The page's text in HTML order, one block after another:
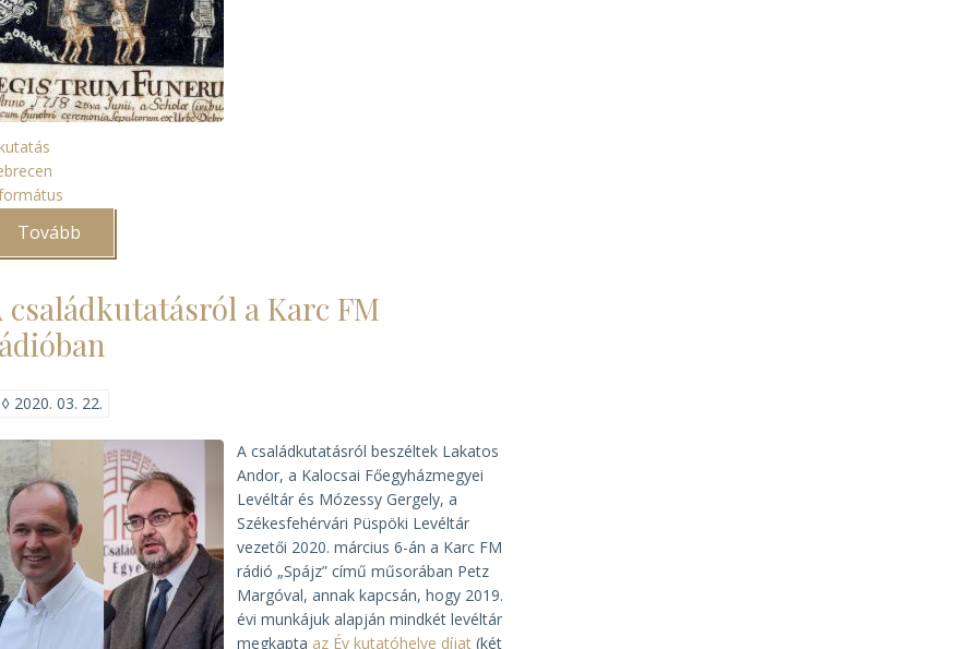
Tovább
kereshető
a
világhálón)
családkutatásról a Karc FM
◊ 2020. 03. 22.
A családkutatásról beszéltek Lakatos
Andor, a Kalocsai Főegyházmegyei
Levéltár és Mózessy Gergely, a
Székesfehérvári Püspöki Levéltár
vezetői 2020. március 6-án a Karc FM
rádió „Spájz” című műsorában Petz
Margóval, annak kapcsán, hogy 2019.
évi munkájuk alapján mindkét levéltár
megkapta az Év kutatóhelye díjat (két